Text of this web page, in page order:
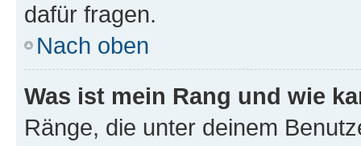
dafür fragen.
Nach oben
Was ist mein Rang und wie
Ränge, die unter deinem